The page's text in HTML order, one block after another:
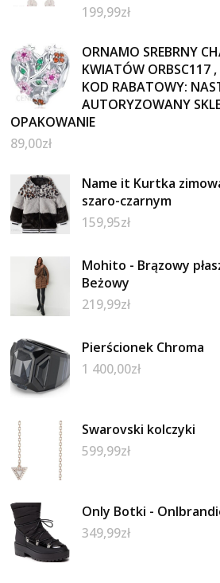
199,99zł
ORNAMO SREBRNY
KWIATÓW ORBSC117
KOD RABATOWY:
AUTORYZOWANY
OPAKOWANIE
89,00zł
Name it Kurtka
szaro-czarnym
159,95zł
Mohito - Brązowy
Beżowy
219,99zł
Pierścionek Chroma
1 400,00zł
Swarovski kolczyki
599,99zł
Only Botki -
349,99zł